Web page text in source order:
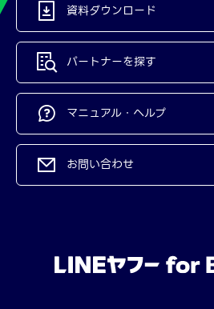
資料ダウンロード
パートナーを探す
マニュアル・ヘルプ
お問い合わせ